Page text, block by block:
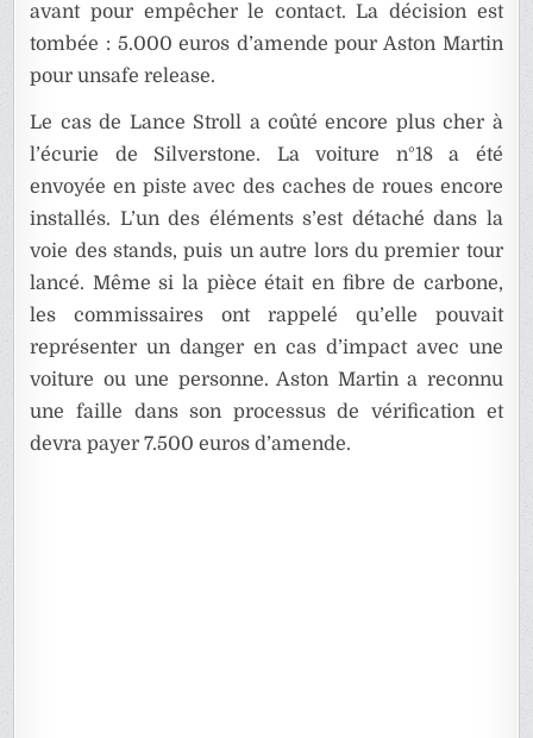
avant pour empêcher le contact. La décision est
tombée : 5.000 euros d’amende pour Aston Martin
pour unsafe release.
Le cas de Lance Stroll a coûté encore plus cher à
l’écurie de Silverstone. La voiture n°18 a été
envoyée en piste avec des caches de roues encore
installés. L’un des éléments s’est détaché dans la
voie des stands, puis un autre lors du premier tour
lancé. Même si la pièce était en fibre de carbone,
les commissaires ont rappelé qu’elle pouvait
représenter un danger en cas d’impact avec une
voiture ou une personne. Aston Martin a reconnu
une faille dans son processus de vérification et
devra payer 7.500 euros d’amende.